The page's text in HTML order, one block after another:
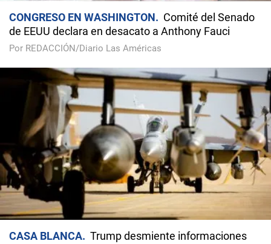
CONGRESO EN WASHINGTON
Comité del Senado
de EEUU declara en desacato a Anthony Fauci
Por REDACCIÓN/Diario Las Américas
CASA BLANCA
Trump desmiente informaciones